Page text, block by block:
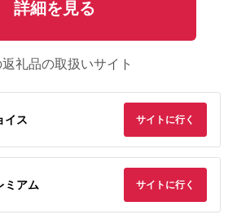
詳細を見る
返礼品の取扱いサイト
イス サイトに行く
ミアム サイトに行く